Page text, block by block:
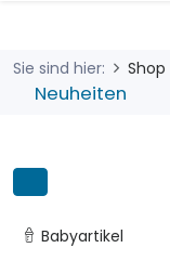
Sie sind hier: Shop
Neuheiten
Babyartikel